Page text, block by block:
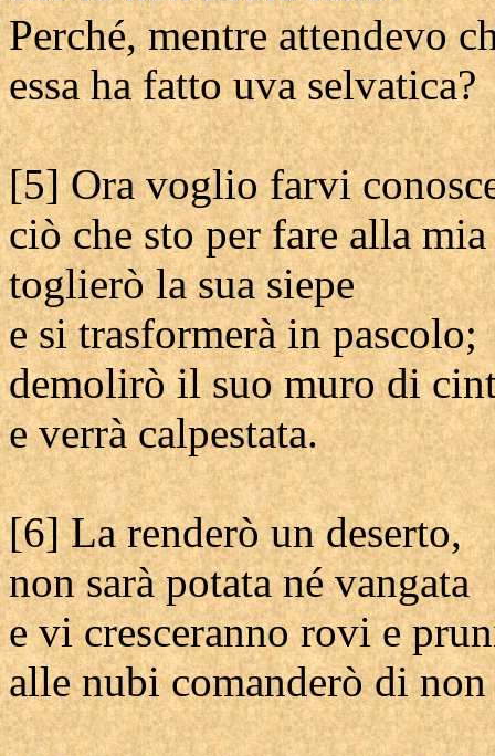
Perché, mentre attendevo
essa ha fatto uva selvatica?
[5] Ora voglio farvi
ciò che sto per fare alla
toglierò la sua siepe
e si trasformerà in pascolo;
demolirò il suo muro di
e verrà calpestata.
[6] La renderò un deserto,
non sarà potata né vangata
e vi cresceranno rovi e
alle nubi comanderò di